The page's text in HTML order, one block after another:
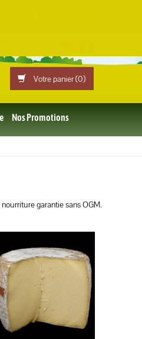
Votre panier (0)
Nos Promotions
garantie sans OGM.